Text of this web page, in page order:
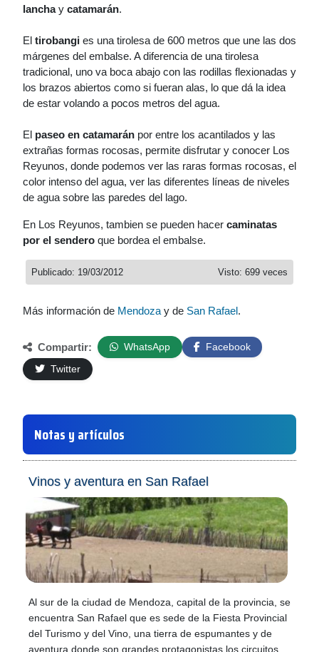
lanchay catamarán.
El tirobangi es una tirolesa de 600 metros que une las dos
márgenes del embalse. A diferencia de una tirolesa
tradicional, uno va boca abajo con las rodillas flexionadas y
los brazos abiertos como si fueran alas, lo que dá la idea
de estar volando a pocos metros del agua.
El paseo en catamarán por entre los acantilados y las
extrañas formas rocosas, permite disfrutar y conocer Los
Reyunos, donde podemos ver las raras formas rocosas, el
color intenso del agua, ver las diferentes líneas de niveles
de agua sobre las paredes del lago.
En Los Reyunos, tambien se pueden hacer caminatas
por el sendero que bordea el embalse.
Visto: 699 veces
Publicado: 19/03/2012
Más información de Mendoza y de San Rafael.
Compartir: WhatsApp
Facebook
Twitter
Notas y artículos
Vinos y aventura en San Rafael
Al sur de la ciudad de Mendoza, capital de la provincia, se
encuentra San Rafael que es sede de la Fiesta Provincial
del Turismo y del Vino, una tierra de espumantes y de
aventura donde son grandes protagonistas los circuitos